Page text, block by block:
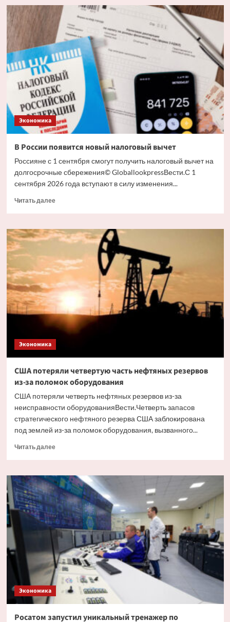
Набиуллина
перечислила
три
барьера
для
роста
производительности
труда
в
России
Экономика
В России появится новый налоговый вычет
Россияне с 1 сентября смогут получить налоговый вычет на
долгосрочные сбережения© GloballookpressВести.С 1
сентября 2026 года вступают в силу изменения...
Читать далееПрочитать
В
России
новый
налоговый
Экономика
США потеряли четвертую часть нефтяных резервов
из-за поломок оборудования
США потеряли четверть нефтяных резервов из-за
неисправности оборудованияВести.Четверть запасов
стратегического нефтяного резерва США заблокирована
под землей из-за поломок оборудования, вызванного...
Читать далееПрочитать
США
потеряли
четвертую
часть
нефтяных
резервов
из-
поломок
оборудования
Экономика
Росатом запустил уникальный тренажер по